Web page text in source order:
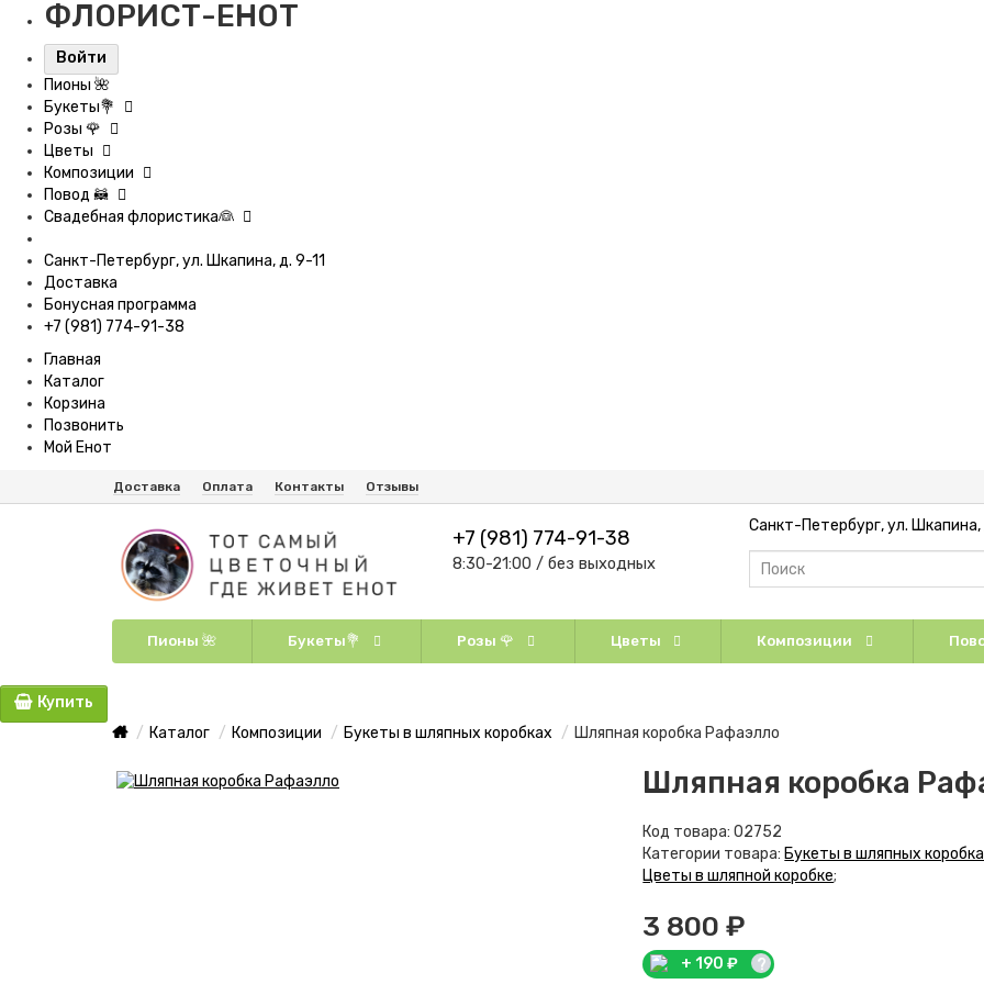
ФЛОРИСТ-ЕНОТ
Войти
Пионы 🌺
Букеты💐
Розы 🌹
Цветы
Композиции
Повод 🦝
Свадебная флористика👰
Санкт-Петербург, ул. Шкапина, д. 9-11
Доставка
Бонусная программа
+7 (981) 774-91-38
Главная
Каталог
Корзина
Позвонить
Мой Енот
Доставка Оплата Контакты Отзывы
+7 (981) 774-91-38
8:30-21:00 / без выходных
Санкт-Петербург, ул. Шкапина,
Пионы 🌺 Букеты💐 Розы 🌹 Цветы Композиции
Купить
Каталог
Композиции Букеты в шляпных коробках Шляпная коробка Рафаэлло
Шляпная коробка
Код товара:02752
Категории товара:Букеты в шляпных
Цветы в шляпной коробке;
3 800 ₽
+190 ₽ ?